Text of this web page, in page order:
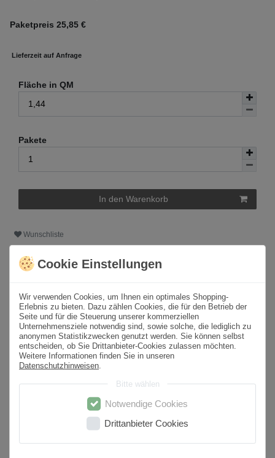
Paketpreis 25,85 €
Lieferzeit auf Anfrage
Fläche in QM
Pakete
In den Warenkorb
Wunschliste
* inkl. ges. MwSt. zzgl.Versandkosten
Produktbeschreibung
Format 60x60 cm
Paketinhalt 1,44m² /4St.
Matt
Cookie Einstellungen
Wir verwenden Cookies, um Ihnen ein optimales Shopping-
Erlebnis zu bieten. Dazu zählen Cookies, die für den Betrieb der
Seite und für die Steuerung unserer kommerziellen
Unternehmensziele notwendig sind, sowie solche, die lediglich zu
anonymen Statistikzwecken genutzt werden. Sie können selbst
entscheiden, ob Sie Drittanbieter-Cookies zulassen möchten.
Weitere Informationen finden Sie in unseren
Datenschutzhinweisen
Bitte wählen
Notwendige Cookies
Drittanbieter Cookies